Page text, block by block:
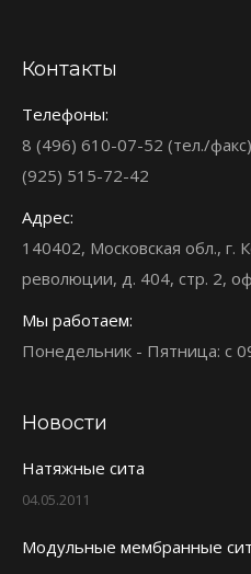
Контакты
Телефоны:
8 (496) 610-07-52 (тел./
(925) 515-72-42
Адрес:
140402, Московская обл., г.
революции, д. 404, стр. 2,
Мы работаем:
Понедельник - Пятница: с
Новости
Натяжные сита
04.05.2011
Модульные мембранные